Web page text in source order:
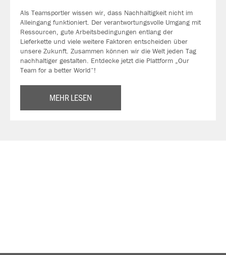
Als Teamsportler wissen wir, dass Nachhaltigkeit nicht im
Alleingang funktioniert. Der verantwortungsvolle Umgang mit
Ressourcen, gute Arbeitsbedingungen entlang der
Lieferkette und viele weitere Faktoren entscheiden über
unsere Zukunft. Zusammen können wir die Welt jeden Tag
nachhaltiger gestalten. Entdecke jetzt die Plattform „Our
Team for a better World“!
MEHR LESEN